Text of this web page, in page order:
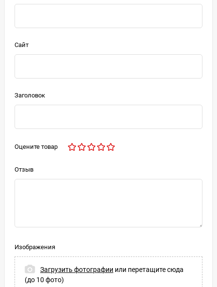
Сайт
Заголовок
Оцените товар
Отзыв
Изображения
Загрузить фотографии или перетащите сюда
(до 10 фото)